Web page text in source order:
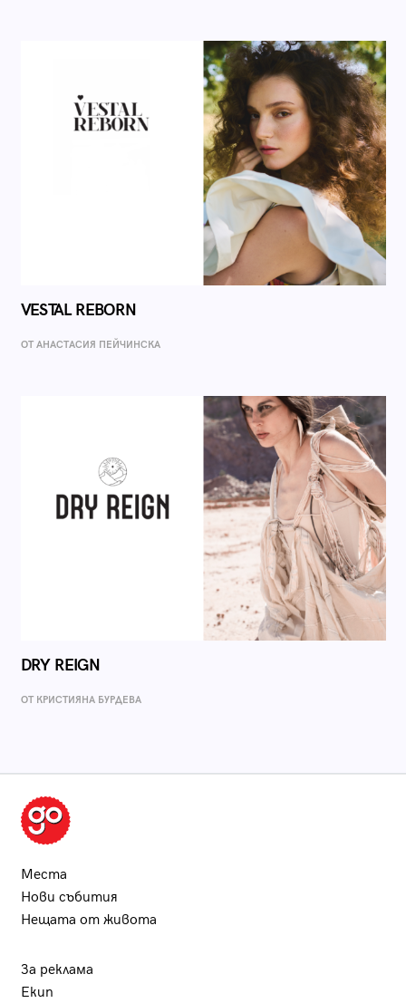
VESTAL REBORN
ОТ AНАСТАСИЯ ПЕЙЧИНСКА
DRY REIGN
ОТ КРИСТИЯНА БУРДЕВА
Места
Нови събития
Нещата от живота
За реклама
Екип